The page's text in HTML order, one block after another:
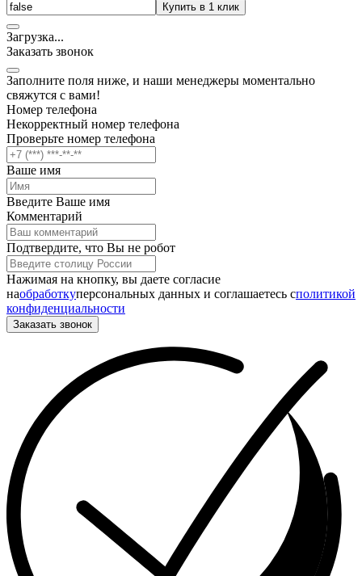
Купить в 1 клик
Загрузка...
Заказать звонок
Заполните поля ниже, и наши менеджеры моментально
свяжутся с вами!
Номер телефона
Некорректный номер телефона
Проверьте номер телефона
Ваше имя
Введите Ваше имя
Комментарий
Подтвердите, что Вы не робот
Нажимая на кнопку, вы даете согласие
наобработкуперсональных данных и соглашаетесь cполитикой
конфиденциальности
Заказать звонок